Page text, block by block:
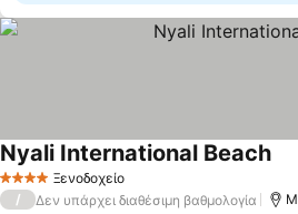
4 ΑστέριαΞενοδοχείο
Nyali International Beach
/ Δεν υπάρχει διαθέσιμη βαθμολογία